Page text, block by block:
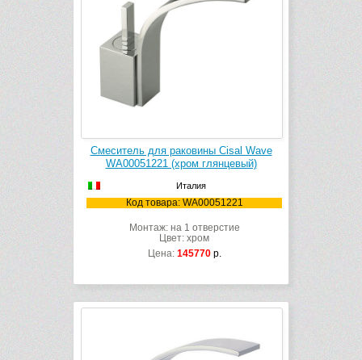
Смеситель для раковины Cisal Wave
WA00051221 (хром глянцевый)
Италия
Код товара: WA00051221
Монтаж: на 1 отверстие
Цвет: хром
Цена: 145770р.